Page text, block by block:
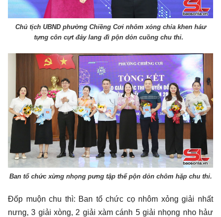
Chủ tịch UBND phường Chiềng Cơi nhôm xỏng chỉa khen hảư
tựng côn cựt đảy lang đì pộn dỏn cuồng chu thi.
Ban tổ chức xừng nhọng pưng tập thể pộn dỏn chôm hặp chu thi.
Đốp muộn chu thì: Ban tổ chức cọ nhôm xỏng giải nhất
nưng, 3 giải xòng, 2 giải xàm cánh 5 giải nhọng nho hảư